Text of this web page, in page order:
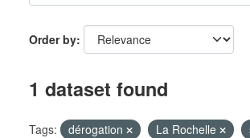
Order by
1 dataset found
Tags: dérogation La Rochelle